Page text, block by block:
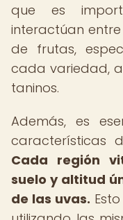
que es
interactúan
de frutas,
cada variedad,
taninos.
Además, es
características
Cada región
suelo y altitud
de las uvas.